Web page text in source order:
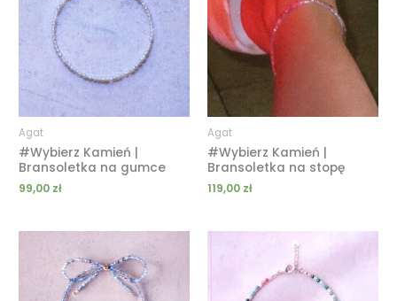
Agat
#Wybierz Kamień |
Bransoletka na gumce
99,00 zł
Agat
#Wybierz Kamień |
Bransoletka na stopę
119,00 zł